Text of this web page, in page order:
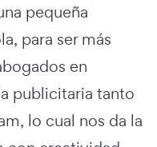
pequeña
para ser más
en
publicitaria tanto
lo cual nos da la